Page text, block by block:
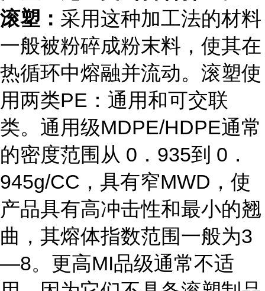
滚塑： 采用这种加工法的材料
一般被粉碎成粉末料，使其在
热循环中熔融并流动。滚塑使
用两类PE：通用和可交联
类。通用级MDPE/HDPE通常
的密度范围从 0．935到 0．
945g/CC，具有窄MWD，使
产品具有高冲击性和最小的翘
曲，其熔体指数范围一般为3
—8。更高MI品级通常不适